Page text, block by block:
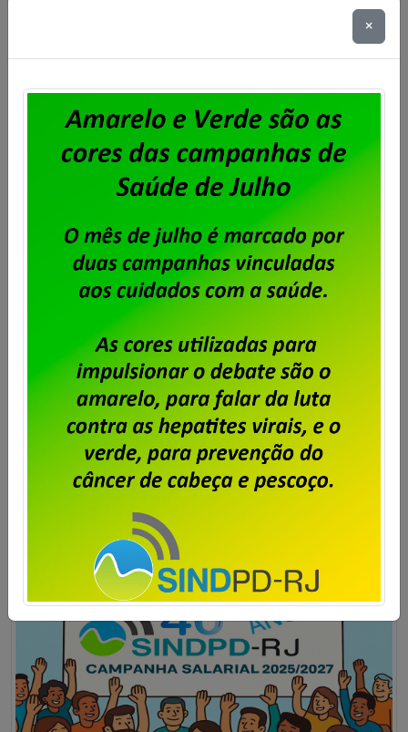
Dataprev: encerrado prazo para
envio de cartas de oposição
Publicado por Imprensaem05/09/2025.
Conforme matéria publicada no dia 28 de agosto,
foi encerrado hoje, às 17 horas, o recebimento de
cartas de oposição à contribuição para custeio
sindical sobre o ACT 2025/2027 relativa ao ano
corrente (2025).
×